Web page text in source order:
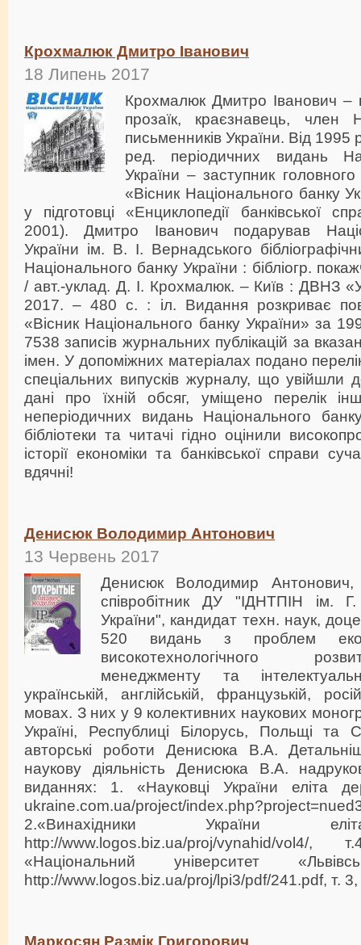
Крохмалюк Дмитро Іванович
18 Липень 2017
Крохмалюк Дмитро Іванович –
прозаїк, краєзнавець, член
письменників України. Від 1995
ред. періодичних видань
України – заступник
«Вісник Національного банку
у підготовці «Енциклопедії банківської
2001). Дмитро Іванович подарував
України ім. В. І. Вернадського
Національного банку України : бібліогр.
/ авт.-уклад. Д. І. Крохмалюк. – Київ : ДВНЗ
2017. – 480 с. : іл. Видання розкриває
«Вісник Національного банку України» за
7538 записів журнальних публікацій за
імен. У допоміжних матеріалах подано
спеціальних випусків журналу, що увійшли
дані про їхній обсяг, уміщено перелік
неперіодичних видань Національного
бібліотеки та читачі гідно оцінили
історії економіки та банківської справи
вдячні!
Денисюк Володимир Антонович
13 Червень 2017
Денисюк Володимир
співробітник ДУ "ІДНТПІН
України", кандидат техн. наук,
520 видань з проблем
високотехнологічного
менеджменту та
українській, англійській, французькій,
мовах. З них у 9 колективних наукових
Україні, Республиці Білорусь, Польщі та
авторські роботи Денисюка В.А.
наукову діяльність Денисюка В.А.
виданнях: 1. «Науковці України еліта
ukraine.com.ua/project/
2.«Винахідники України
http://www.logos.biz.ua/proj/vynahid/
«Національний університет
http://www.logos.biz.ua/proj/lpi3/pdf/241.pdf, т.
Маркосян Размік Григорович